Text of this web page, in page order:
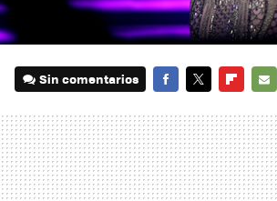
Sin comentarios